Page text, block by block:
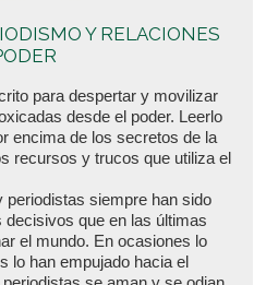
Y RELACIONES
para despertar y movilizar
desde el poder. Leerlo
encima de los secretos de la
recursos y trucos que utiliza el
siempre han sido
que en las últimas
el mundo. En ocasiones lo
lo han empujado hacia el